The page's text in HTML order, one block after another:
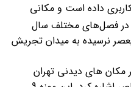
داده است و مکانی
در فصل‌های مختلف سال
نرسیده به میدان تجریش
مکان های دیدنی تهران